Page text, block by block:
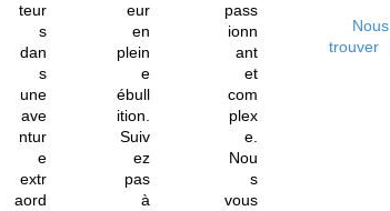
teur
s
dan
s
une
ave
ntur
e
extr
aord
eur
en
plein
e
ébull
ition.
Suiv
ez
pas
à
pass
ionn
ant
et
com
plex
e.
Nou
s
vous
Nous
trouver